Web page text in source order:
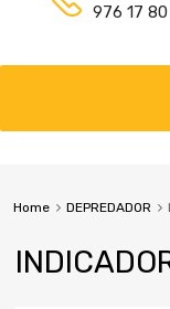
976 17
Home DEPREDADOR